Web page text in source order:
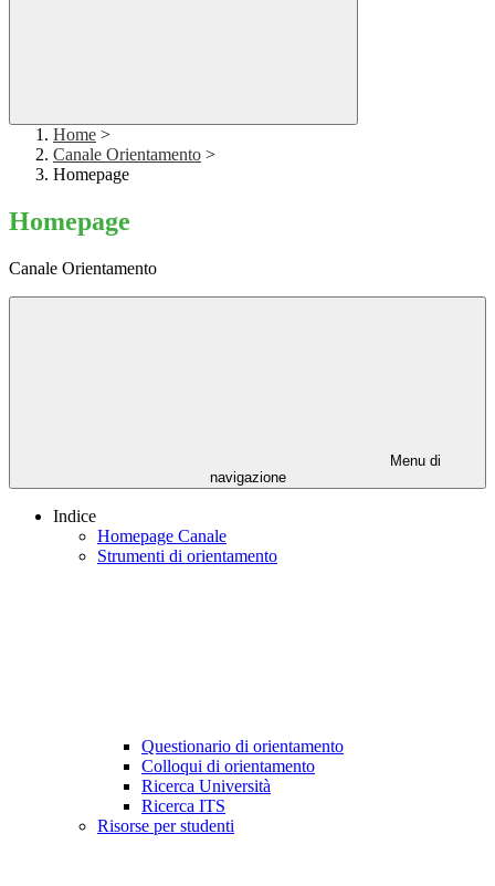
Home >
Canale Orientamento >
Homepage
Homepage
Canale Orientamento
Menu di
navigazione
Indice
Homepage Canale
Strumenti di orientamento
Questionario di orientamento
Colloqui di orientamento
Ricerca Università
Ricerca ITS
Risorse per studenti